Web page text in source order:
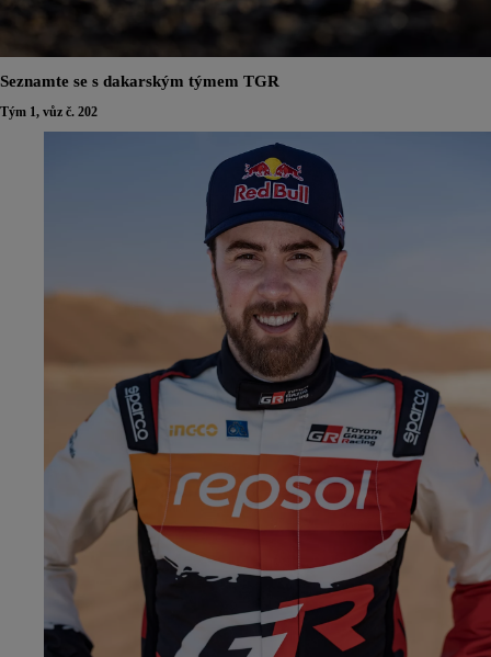
Seznamte se s dakarským týmem TGR
Tým 1, vůz č. 202